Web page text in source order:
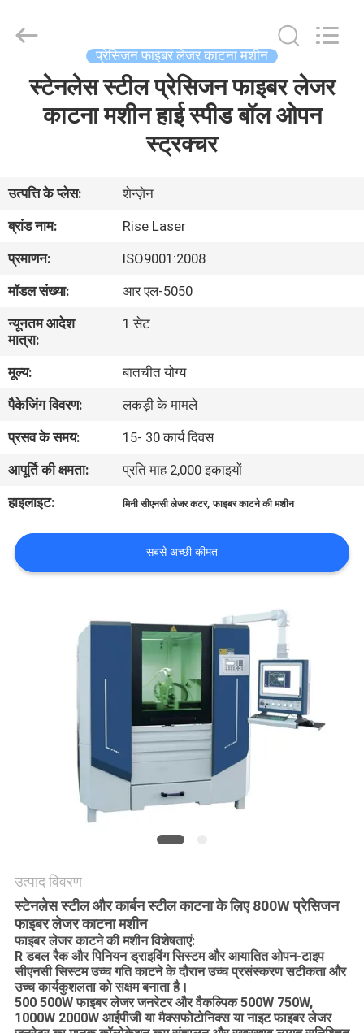
वीआर
शो
हमारे
बारे
में
कारखाना
भ्रमण
गुणवत्ता
नियंत्रण
संपर्क
करें
РУССКИЙ
साइटमैप
PRIVACY
POLICY
Technology
Reserved.
प्रेसिजन फाइबर लेजर काटना मशीन
स्टेनलेस स्टील प्रेसिजन फाइबर लेजर
काटना मशीन हाई स्पीड बॉल ओपन
स्ट्रक्चर
उत्पत्ति के प्लेस:
शेन्ज़ेन
ब्रांड नाम:
Rise Laser
प्रमाणन:
ISO9001:2008
मॉडल संख्या:
आर एल-5050
न्यूनतम आदेश
मात्रा:
1 सेट
मूल्य:
बातचीत योग्य
पैकेजिंग विवरण:
लकड़ी के मामले
प्रसव के समय:
15- 30 कार्य दिवस
आपूर्ति की क्षमता:
प्रति माह 2,000 इकाइयों
हाइलाइट:
मिनी सीएनसी लेजर कटर,फाइबर काटने की मशीन
सबसे अच्छी कीमत
उत्पाद विवरण
स्टेनलेस स्टील और कार्बन स्टील काटना के लिए 800W प्रेसिजन
फाइबर लेजर काटना मशीन
फाइबर लेजर काटने की मशीन विशेषताएं:
R डबल रैक और पिनियन ड्राइविंग सिस्टम और आयातित ओपन-टाइप
सीएनसी सिस्टम उच्च गति काटने के दौरान उच्च प्रसंस्करण सटीकता और
उच्च कार्यकुशलता को सक्षम बनाता है।
500 500W फाइबर लेजर जनरेटर और वैकल्पिक 500W 750W,
1000W 2000W आईपीजी या मैक्सफोटोनिक्स या नाइट फाइबर लेजर